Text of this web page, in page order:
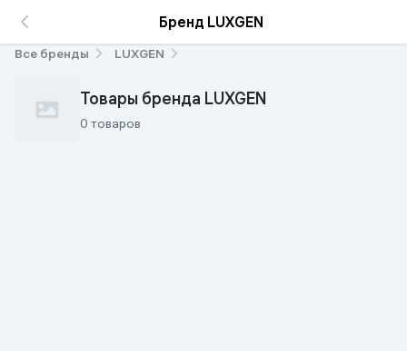
Бренд LUXGEN
Все бренды LUXGEN
Товары бренда LUXGEN
0 товаров